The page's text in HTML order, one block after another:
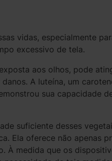
vidas, especialmente
excessivo de tela.
aos olhos, pode
A luteína, um
sua capacidade
suficiente desses
Ela oferece não apenas
À medida que os